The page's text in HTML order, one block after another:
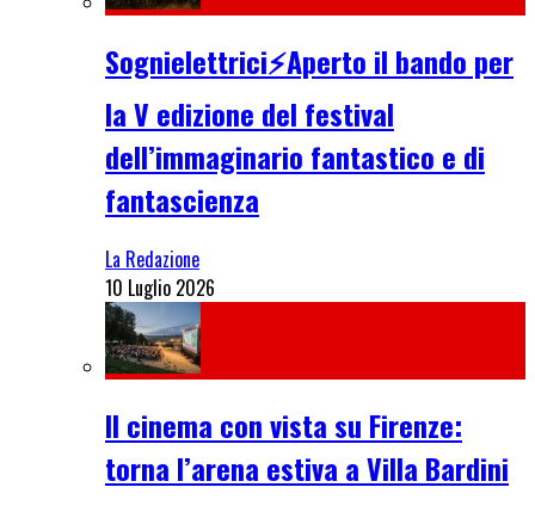
Sognielettrici⚡Aperto il bando per
la V edizione del festival
dell’immaginario fantastico e di
fantascienza
La Redazione
10 Luglio 2026
Il cinema con vista su Firenze:
torna l’arena estiva a Villa Bardini